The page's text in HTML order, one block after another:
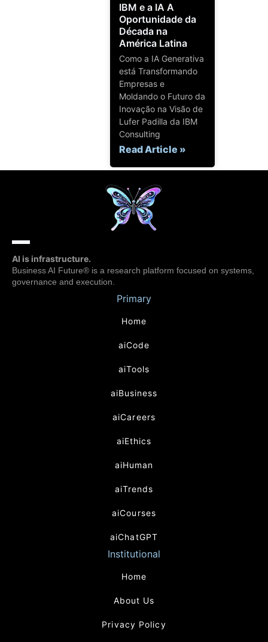
IBM e a IA A
Oportunidade da
Década na
América Latina
Como a IA Generativa
está Transformando
Empresas e
Moldando o Futuro da
Inovação na Visão de
Lufer Padilla da IBM
Consulting
Read Article »
AI is infrastructure.
Business AI Future® is a research platform focused on systems,
governance and execution.
Primary
Home
aiCode
aiTools
aiBusiness
aiCareers
aiEthics
aiHuman
aiTrends
aiCourses
aiChatGPT
Institutional
Home
About Us
Privacy Policy